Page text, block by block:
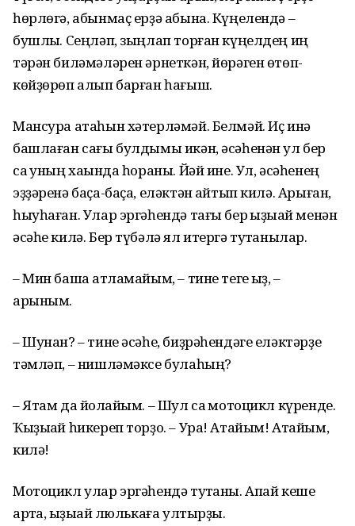
һөрлөгә, абынмаҫ ерҙә абына. Күңелендә –
бушлыҡ. Сеңләп, зыңлап торған күңелдең иң
тәрән биләмәләрен әрнеткән, йөрәген өтөп-
көйҙөрөп алып барған һағыш.
Мансура атаһын хәтерләмәй. Белмәй. Иҫ инә
башлаған сағы булдымы икән, әсәһенән ул бер
саҡ уның хаҡында һораны. Йәй ине. Ул, әсәһенең
эҙҙәренә баҫа-баҫа, еләктән ҡайтып килә. Арыған,
һыуһаған. Улар эргәһендә тағы бер ҡыҙыҡай менән
әсәһе килә. Бер түбәлә ял итергә туҡтанылар.
– Мин башҡа атламайым, – тине теге ҡыҙ, –
арыным.
– Шунан? – тине әсәһе, биҙрәһендәге еләктәрҙе
тәмләп, – нишләмәксе булаһың?
– Ятам да йоҡлайым. – Шул саҡ мотоцикл күренде.
Ҡыҙыҡай һикереп торҙо. – Ура! Атайым! Атайым,
килә!
Мотоцикл улар эргәһендә туҡтаны. Апай кеше
артҡа, ҡыҙыҡай люлькаға ултырҙы.